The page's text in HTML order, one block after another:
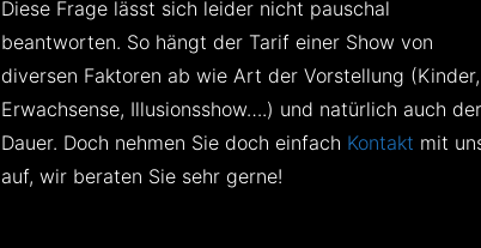
Diese Frage lässt sich leider nicht pauschal
beantworten. So hängt der Tarif einer Show von
diversen Faktoren ab wie Art der Vorstellung (Kinder,
Erwachsense, Illusionsshow….) und natürlich auch der
Dauer. Doch nehmen Sie doch einfach Kontakt mit
auf, wir beraten Sie sehr gerne!